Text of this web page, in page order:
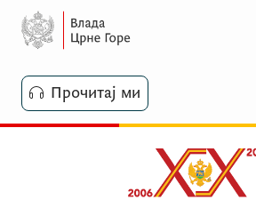
Прочитај ми